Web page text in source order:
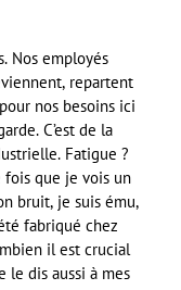
Nos employés
repartent
nos besoins ici
C’est de la
Fatigue ?
fois que je vois un
bruit, je suis ému,
fabriqué chez
il est crucial
le dis aussi à mes